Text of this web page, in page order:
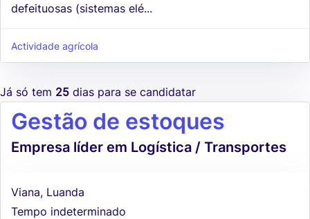
defeituosas (sistemas elé...
Actividade agrícola
Já só tem 25 dias para se candidatar
Gestão de estoques
Empresa líder em Logística / Transportes
Viana, Luanda
Tempo indeterminado